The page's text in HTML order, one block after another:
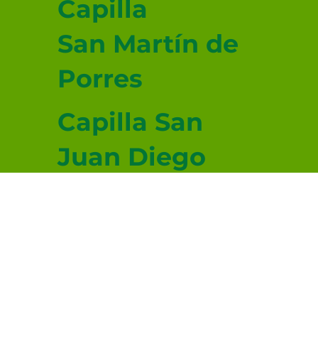
Capilla
San Martín de
Porres
Capilla San
Juan Diego